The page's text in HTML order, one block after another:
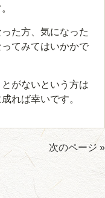
た方、気になった
てみてはいかかで
がないという方は
れば幸いです。
次のページ »